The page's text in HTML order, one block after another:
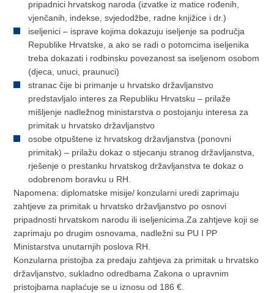
pripadnici hrvatskog naroda (izvatke iz matice rođenih,
vjenčanih, indekse, svjedodžbe, radne knjižice i dr.)
iseljenici – isprave kojima dokazuju iseljenje sa područja
Republike Hrvatske, a ako se radi o potomcima iseljenika
treba dokazati i rodbinsku povezanost sa iseljenom osobom
(djeca, unuci, praunuci)
stranac čije bi primanje u hrvatsko državljanstvo
predstavljalo interes za Republiku Hrvatsku – prilaže
mišljenje nadležnog ministarstva o postojanju interesa za
primitak u hrvatsko državljanstvo
osobe otpuštene iz hrvatskog državljanstva (ponovni
primitak) – prilažu dokaz o stjecanju stranog državljanstva,
rješenje o prestanku hrvatskog državljanstva te dokaz o
odobrenom boravku u RH.
Napomena: diplomatske misije/ konzularni uredi zaprimaju
zahtjeve za primitak u hrvatsko državljanstvo po osnovi
pripadnosti hrvatskom narodu ili iseljenicima.Za zahtjeve koji se
zaprimaju po drugim osnovama, nadležni su PU I PP
Ministarstva unutarnjih poslova RH.
Konzularna pristojba za predaju zahtjeva za primitak u hrvatsko
državljanstvo, sukladno odredbama Zakona o upravnim
pristojbama naplaćuje se u iznosu od 186 €.